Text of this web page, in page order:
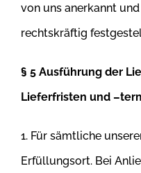
von uns anerkannt
rechtskräftig
§ 5 Ausführung der
Lieferfristen und
1. Für sämtliche
Erfüllungsort. Bei